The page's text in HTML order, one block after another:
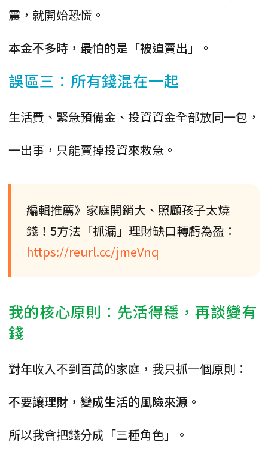
震，就開始恐慌。
本金不多時，最怕的是「被迫賣出」。
誤區三：所有錢混在一起
生活費、緊急預備金、投資資金全部放同一包，
一出事，只能賣掉投資來救急。
編輯推薦》家庭開銷大、照顧孩子太燒
錢！5方法「抓漏」理財缺口轉虧為盈：
https://reurl.cc/jmeVnq
我的核心原則：先活得穩，再談變有
錢
對年收入不到百萬的家庭，我只抓一個原則：
不要讓理財，變成生活的風險來源。
所以我會把錢分成「三種角色」。